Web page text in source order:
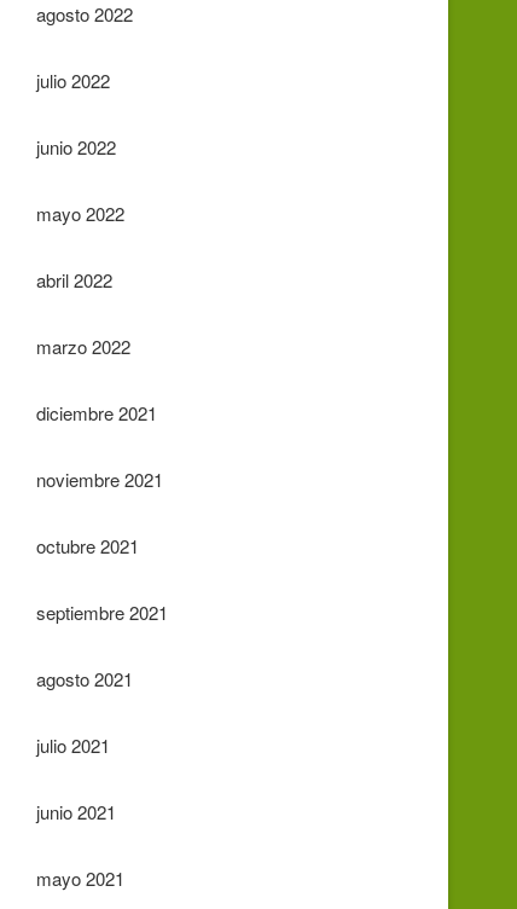
agosto 2022
julio 2022
junio 2022
mayo 2022
abril 2022
marzo 2022
diciembre 2021
noviembre 2021
octubre 2021
septiembre 2021
agosto 2021
julio 2021
junio 2021
mayo 2021